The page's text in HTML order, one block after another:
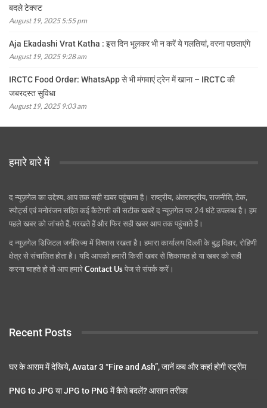
बदले टेक्स्ट
August 19, 2025 5:55 pm
Aja Ekadashi Vrat Katha : इस दिन भूलकर भी न करें ये गलतियां, वरना पछताएंगे
August 19, 2025 9:28 am
IRCTC Food Order: WhatsApp से भी मंगवाएं ट्रेन में खाना – IRCTC की
जबरदस्त सुविधा
August 19, 2025 9:03 am
हमारे बारे में
द न्यूज़गेल का उद्देश्य, आप तक सही खबर पहुंचाना है। राष्ट्रीय, अंतराष्ट्रीय, राजनीति, टेक,
स्पोर्ट्स एवं मनोरंजन सहित कई कैटेगरी की सटीक खबरें द न्यूज़गेल पर 24 घंटे उपलब्ध है। हम
पहले खबर को जांचते हैं, परखते हैं और फिर सही खबर आप तक पहुंचाते हैं।
द न्यूज़गेल डिजिटल जर्नलिज्म़ में विश्वास रखता है। हमारा कार्यालय दिल्ली के बुद्ध विहार, रोहिणी
क्षेत्र से संचालित होता है। यदि आपको हमारी किसी खबर से शिकायत हो या खबर को सही
करना चाहते हो तो आप हमारेContact Usपेज से संपर्क करें।
Recent Posts
घर के आराम में देखिये, Avatar 3 “Fire and Ash”, जानें कब और कहां होगी स्ट्रीम
PNG to JPG या JPG to PNG में कैसे बदलें? आसान तरीका